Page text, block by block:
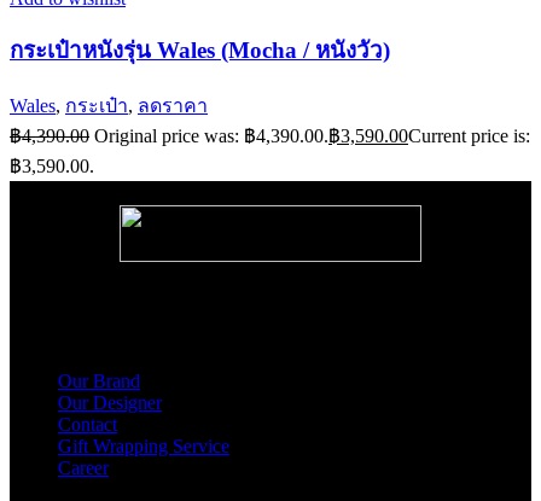
กระเป๋าหนังรุ่น Wales (Mocha / หนังวัว)
Wales, กระเป๋า, ลดราคา
฿4,390.00 Original price was: ฿4,390.00.฿3,590.00Current price is:
฿3,590.00.
Our Brand
Our Designer
Contact
Gift Wrapping Service
Career